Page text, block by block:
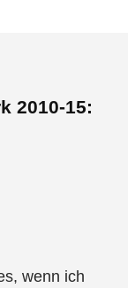
2010-15:
wenn ich